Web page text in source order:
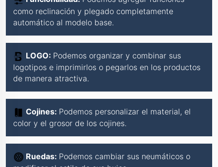
como reclinación y plegado completamente
automático al modelo base.
LOGO: Podemos organizar y combinar sus
logotipos e imprimirlos o pegarlos en los productos
de manera atractiva.
Cojines: Podemos personalizar el material, el
color y el grosor de los cojines.
Ruedas: Podemos cambiar sus neumáticos o